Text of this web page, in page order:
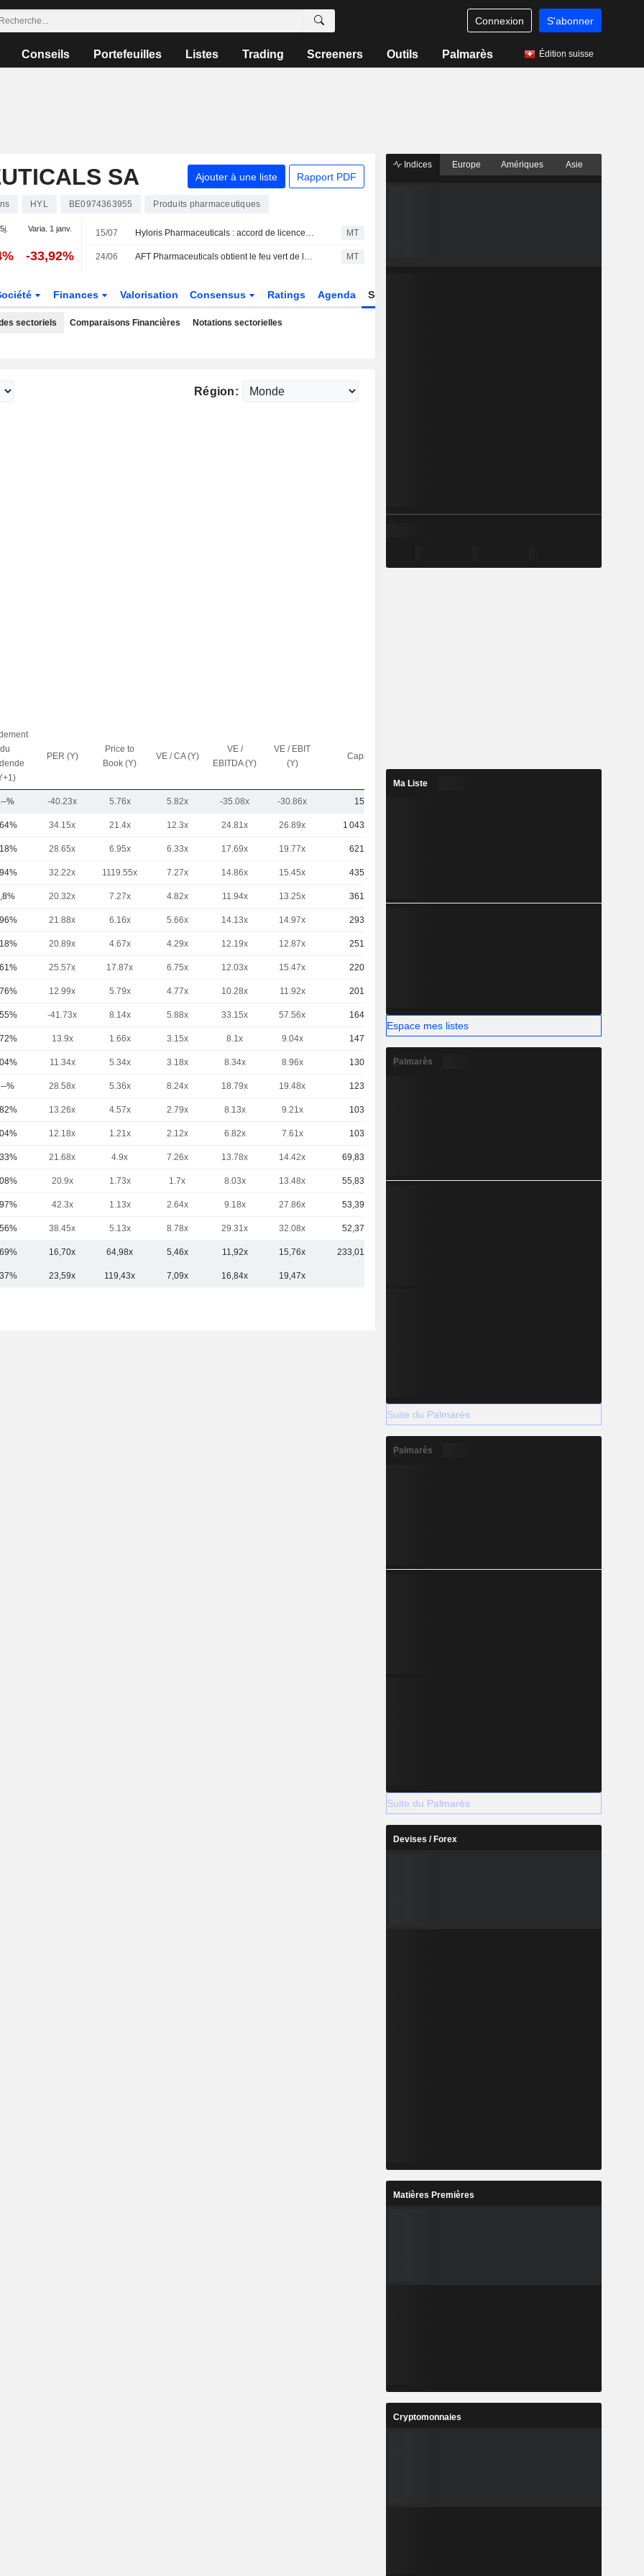
Connexion S'abonner
Conseils Portefeuilles Listes Trading Screeners Outils Palmarès Édition suisse
SA Ajouter à une liste Rapport PDF
HYL BE0974363955 Produits pharmaceutiques
Varia. 1 janv.
-33,92%
15/07 Hyloris Pharmaceuticals : accord de licence exclusif pour l'antalgique Maxigesic en Chine MT
24/06 AFT Pharmaceuticals obtient le feu vert de la FDA américaine pour un essai de phase 3 de son traitement injectable contre la carence en fer MT
Finances Valorisation Consensus Ratings Agenda Secteur
sectoriels Comparaisons Financières Notations sectorielles
Région:
du
PER (Y)
Price to
Book (Y)
VE / CA (Y)
VE /
EBITDA (Y)
VE / EBIT
(Y)
Capi.($)
% -40.23x 5.76x 5.82x -35.08x -30.86x 152 M
34.15x 21.4x 12.3x 24.81x 26.89x 1 043 Md
28.65x 6.95x 6.33x 17.69x 19.77x 621 Md
32.22x 1119.55x 7.27x 14.86x 15.45x 435 Md
20.32x 7.27x 4.82x 11.94x 13.25x 361 Md
21.88x 6.16x 5.66x 14.13x 14.97x 293 Md
20.89x 4.67x 4.29x 12.19x 12.87x 251 Md
25.57x 17.87x 6.75x 12.03x 15.47x 220 Md
12.99x 5.79x 4.77x 10.28x 11.92x 201 Md
-41.73x 8.14x 5.88x 33.15x 57.56x 164 Md
13.9x 1.66x 3.15x 8.1x 9.04x 147 Md
11.34x 5.34x 3.18x 8.34x 8.96x 130 Md
% 28.58x 5.36x 8.24x 18.79x 19.48x 123 Md
13.26x 4.57x 2.79x 8.13x 9.21x 103 Md
12.18x 1.21x 2.12x 6.82x 7.61x 103 Md
21.68x 4.9x 7.26x 13.78x 14.42x 69,83 Md
20.9x 1.73x 1.7x 8.03x 13.48x 55,83 Md
42.3x 1.13x 2.64x 9.18x 27.86x 53,39 Md
38.45x 5.13x 8.78x 29.31x 32.08x 52,37 Md
16,70x 64,98x 5,46x 11,92x 15,76x 233,01 Md
23,59x 119,43x 7,09x 16,84x 19,47x
Indices Europe Amériques Asie
Ma Liste
Espace mes listes
Palmarès
Suite du Palmarès
Palmarès
Suite du Palmarès
Devises / Forex
Matières Premières
Cryptomonnaies